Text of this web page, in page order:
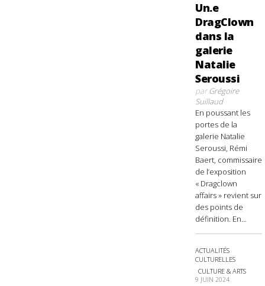
Un.e
DragClown
dans la
galerie
Natalie
Seroussi
parGrégoire
Suillaud
En poussant les
portes de la
galerie Natalie
Seroussi, Rémi
Baert, commissaire
de l’exposition
« Dragclown
affairs » revient sur
des points de
définition. En...
ACTUALITÉS
CULTURELLES
CULTURE & ARTS
9 JUIN 2024